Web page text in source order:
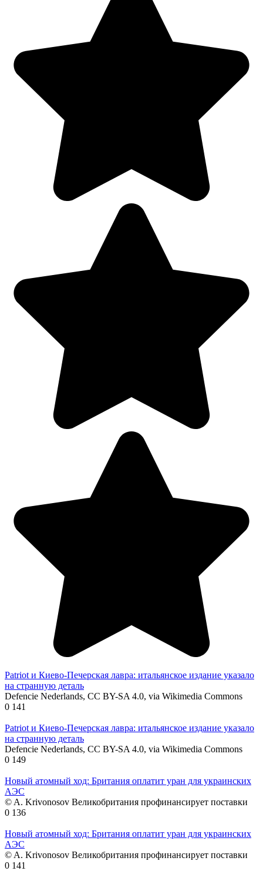
Patriot и Киево-Печерская лавра: итальянское издание указало
на странную деталь
Defencie Nederlands, CC BY-SA 4.0, via Wikimedia Commons
0 141
Patriot и Киево-Печерская лавра: итальянское издание указало
на странную деталь
Defencie Nederlands, CC BY-SA 4.0, via Wikimedia Commons
0 149
Новый атомный ход: Британия оплатит уран для украинских
АЭС
© A. Krivonosov Великобритания профинансирует поставки
0 136
Новый атомный ход: Британия оплатит уран для украинских
АЭС
© A. Krivonosov Великобритания профинансирует поставки
0 141